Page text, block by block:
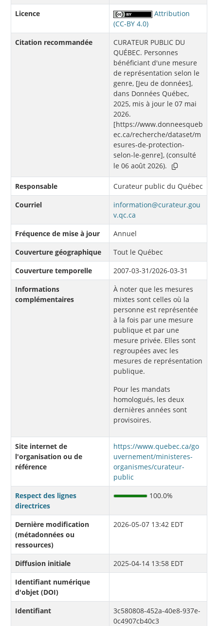
Licence
Attribution
(CC-BY 4.0)
Citation recommandée
CURATEUR PUBLIC DU
QUÉBEC. Personnes
bénéficiant d'une mesure
de représentation selon le
genre, [Jeu de données],
dans Données Québec,
2025, mis à jour le 07 mai
2026.
[https://www.donneesqueb
ec.ca/recherche/dataset/m
esures-de-protection-
selon-le-genre], (consulté
le 06 août 2026).
Responsable
Curateur public du Québec
Courriel
information@curateur.gou
v.qc.ca
Fréquence de mise à jour
Annuel
Couverture géographique
Tout le Québec
Couverture temporelle
2007-03-31/2026-03-31
Informations
complémentaires
À noter que les mesures
mixtes sont celles où la
personne est représentée
à la fois par une mesure
publique et par une
mesure privée. Elles sont
regroupées avec les
mesures de représentation
publique.
Pour les mandats
homologués, les deux
dernières années sont
provisoires.
Site internet de
l'organisation ou de
référence
https://www.quebec.ca/go
uvernement/ministeres-
organismes/curateur-
public
Respect des lignes
directrices
100.0%
Dernière modification
(métadonnées ou
ressources)
2026-05-07 13:42 EDT
Diffusion initiale
2025-04-14 13:58 EDT
Identifiant numérique
d'objet (DOI)
Identifiant
3c580808-452a-40e8-937e-
0c4907cb40c3